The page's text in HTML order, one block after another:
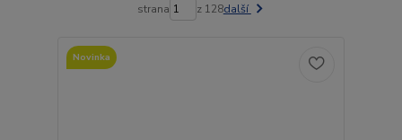
strana z 128další
Novinka